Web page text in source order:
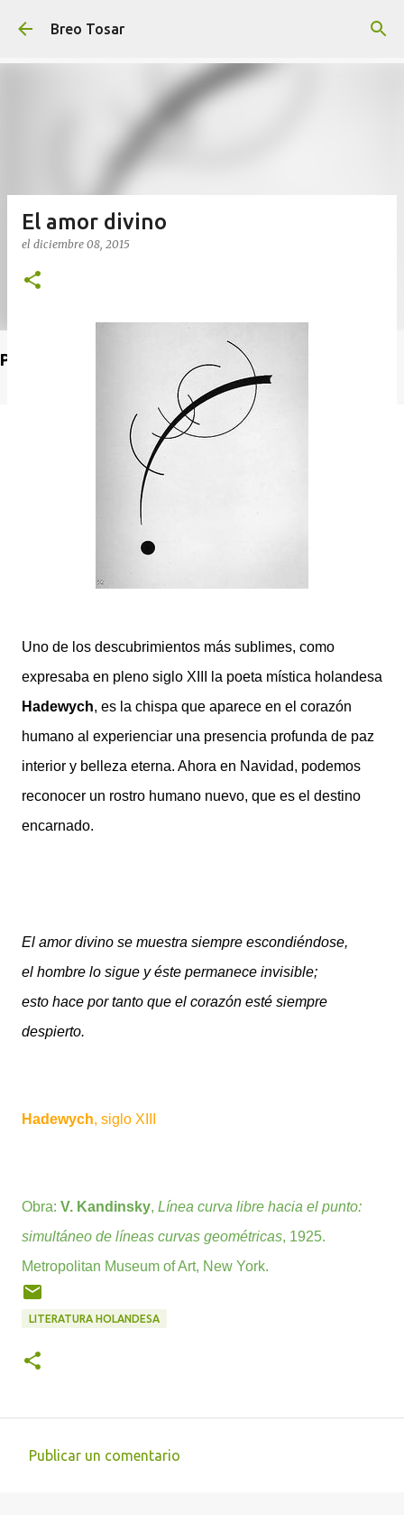
Breo Tosar
Poet's Abbey (Blog de lecturas)
El amor divino
el diciembre 08, 2015
Uno de los descubrimientos más sublimes, como
expresaba en pleno siglo XIII la poeta mística holandesa
Hadewych, es la chispa que aparece en el corazón
humano al experienciar una presencia profunda de paz
interior y belleza eterna. Ahora en Navidad, podemos
reconocer un rostro humano nuevo, que es el destino
encarnado.
El amor divino se muestra siempre escondiéndose,
el hombre lo sigue y éste permanece invisible;
esto hace por tanto que el corazón esté siempre
despierto.
Hadewych, siglo XIII
Obra: V. Kandinsky, Línea curva libre hacia el punto:
simultáneo de líneas curvas geométricas, 1925.
Metropolitan Museum of Art, New York.
LITERATURA HOLANDESA
Publicar un comentario